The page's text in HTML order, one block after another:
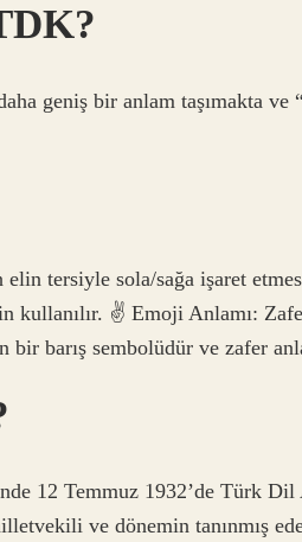
geniş bir anlam taşımakta ve
elin tersiyle sola/sağa işaret
kullanılır. ✌ Emoji Anlamı:
barış sembolüdür ve zafer
12 Temmuz 1932’de Türk Dil
ve dönemin tanınmış